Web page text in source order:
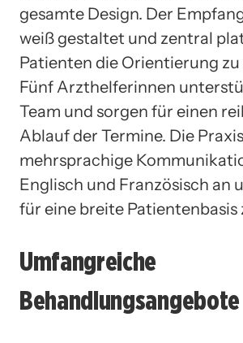
gesamte Design. Der
weiß gestaltet und zentral
Patienten die Orientierung
Fünf Arzthelferinnen
Team und sorgen für einen
Ablauf der Termine. Die
mehrsprachige
Englisch und Französisch an
für eine breite Patientenbasis
Umfangreiche
Behandlungsangebote